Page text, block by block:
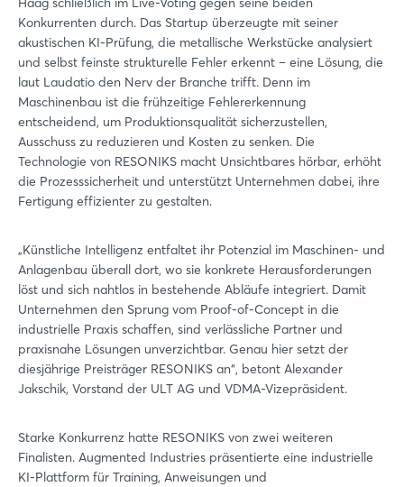
Konkurrenten durch. Das Startup überzeugte mit seiner
akustischen KI-Prüfung, die metallische Werkstücke analysiert
und selbst feinste strukturelle Fehler erkennt – eine Lösung, die
laut Laudatio den Nerv der Branche trifft. Denn im
Maschinenbau ist die frühzeitige Fehlererkennung
entscheidend, um Produktionsqualität sicherzustellen,
Ausschuss zu reduzieren und Kosten zu senken. Die
Technologie von RESONIKS macht Unsichtbares hörbar, erhöht
die Prozesssicherheit und unterstützt Unternehmen dabei, ihre
Fertigung effizienter zu gestalten.
„Künstliche Intelligenz entfaltet ihr Potenzial im Maschinen- und
Anlagenbau überall dort, wo sie konkrete Herausforderungen
löst und sich nahtlos in bestehende Abläufe integriert. Damit
Unternehmen den Sprung vom Proof-of-Concept in die
industrielle Praxis schaffen, sind verlässliche Partner und
praxisnahe Lösungen unverzichtbar. Genau hier setzt der
diesjährige Preisträger RESONIKS an“, betont Alexander
Jakschik, Vorstand der ULT AG und VDMA-Vizepräsident.
Starke Konkurrenz hatte RESONIKS von zwei weiteren
Finalisten. Augmented Industries präsentierte eine industrielle
KI-Plattform für Training, Anweisungen und